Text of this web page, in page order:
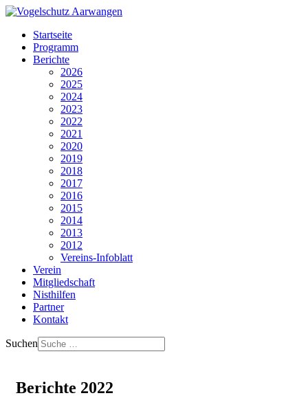
Startseite
Programm
Berichte
2026
2025
2024
2023
2022
2021
2020
2019
2018
2017
2016
2015
2014
2013
2012
Vereins-Infoblatt
Verein
Mitgliedschaft
Nisthilfen
Partner
Kontakt
Suchen
Berichte 2022